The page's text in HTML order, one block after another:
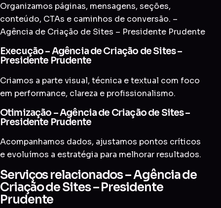
Organizamos páginas, mensagens, seções,
conteúdo, CTAs e caminhos de conversão. –
Agência de Criação de Sites – Presidente Prudente
Execução – Agência de Criação de Sites –
Presidente Prudente
Criamos a parte visual, técnica e textual com foco
em performance, clareza e profissionalismo.
Otimização – Agência de Criação de Sites –
Presidente Prudente
Acompanhamos dados, ajustamos pontos críticos
e evoluímos a estratégia para melhorar resultados.
Serviços relacionados – Agência de
Criação de Sites – Presidente
Prudente